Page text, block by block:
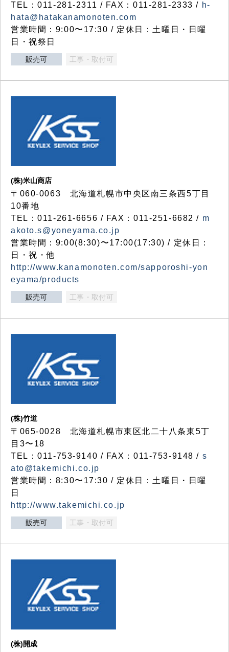
TEL：011-281-2311 / FAX：011-281-2333 / h-
hata@hatakanamonoten.com
営業時間：9:00〜17:30 / 定休日：土曜日・日曜
日・祝祭日
販売可 工事・取付可
(株)米山商店
〒060-0063 北海道札幌市中央区南三条西5丁目
10番地
TEL：011-261-6656 / FAX：011-251-6682 / m
akoto.s@yoneyama.co.jp
営業時間：9:00(8:30)〜17:00(17:30) / 定休日：
日・祝・他
http://www.kanamonoten.com/sapporoshi-yon
eyama/products
販売可 工事・取付可
(株)竹道
〒065-0028 北海道札幌市東区北二十八条東5丁
目3〜18
TEL：011-753-9140 / FAX：011-753-9148 / s
ato@takemichi.co.jp
営業時間：8:30〜17:30 / 定休日：土曜日・日曜
日
http://www.takemichi.co.jp
販売可 工事・取付可
(株)開成